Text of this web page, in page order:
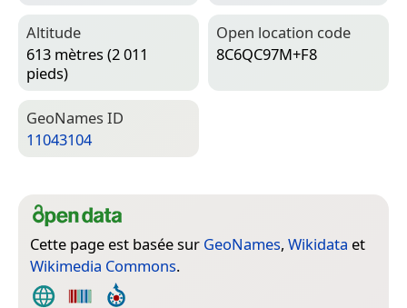
Altitude
613 mètres (2 011
pieds)
Open location code
8C6QC97M+F8
Geo­Names ID
11043104
Cette page est basée sur GeoNames, Wikidata et
Wikimedia Commons.